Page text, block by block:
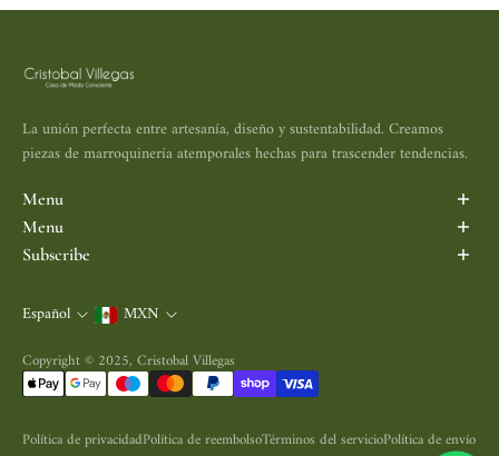
La unión perfecta entre artesanía, diseño y sustentabilidad. Creamos
piezas de marroquinería atemporales hechas para trascender tendencias.
Menu
Inicio
Porta Vinos
Accesorios
Contacto
Menu
Search
Política de Devolución
Política de Envío
Términos y Condiciones
Subscribe
Correo electrónico
Español MXN
Copyright © 2025, Cristobal Villegas
Política de privacidadPolítica de reembolsoTérminos del servicioPolítica de envío